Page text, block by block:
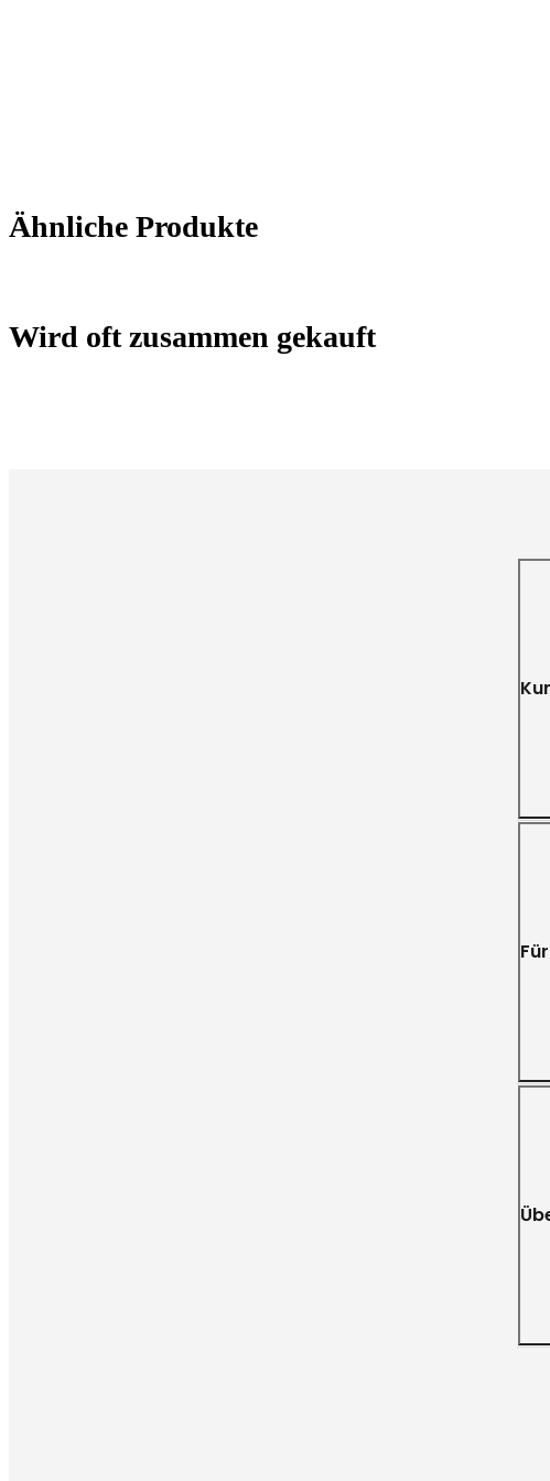
Ähnliche Produkte
Wird oft zusammen gekauft